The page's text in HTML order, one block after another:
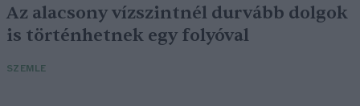
Az alacsony vízszintnél durvább dolgok
is történhetnek egy folyóval
SZEMLE